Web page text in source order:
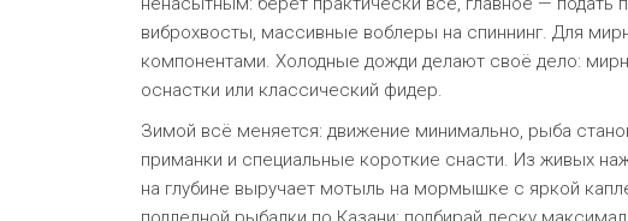
виброхвосты, массивные воблеры на спиннинг. Для
компонентами. Холодные дожди делают своё дело:
оснастки или классический фидер.
Зимой всё меняется: движение минимально, рыба
приманки и специальные короткие снасти. Из живых
на глубине выручает мотыль на мормышке с яркой